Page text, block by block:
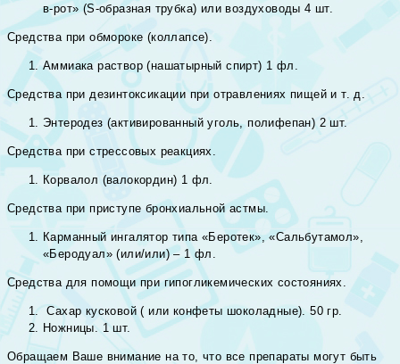
в-рот» (S-образная трубка) или воздуховоды 4 шт.
Средства при обмороке (коллапсе).
Аммиака раствор (нашатырный спирт) 1 фл.
Средства при дезинтоксикации при отравлениях пищей и т. д.
Энтеродез (активированный уголь, полифепан) 2 шт.
Средства при стрессовых реакциях.
Корвалол (валокордин) 1 фл.
Средства при приступе бронхиальной астмы.
Карманный ингалятор типа «Беротек», «Сальбутамол»,
«Беродуал» (или/или) – 1 фл.
Средства для помощи при гипогликемических состояниях.
Сахар кусковой ( или конфеты шоколадные). 50 гр.
Ножницы. 1 шт.
Обращаем Ваше внимание на то, что все препараты могут быть